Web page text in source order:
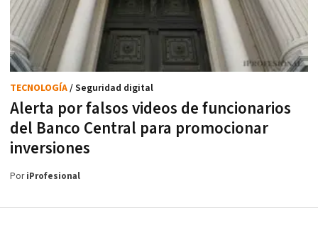
Alerta por falsos videos de funcionarios
del Banco Central para promocionar
inversiones
TECNOLOGÍA/ Seguridad digital
PoriProfesional